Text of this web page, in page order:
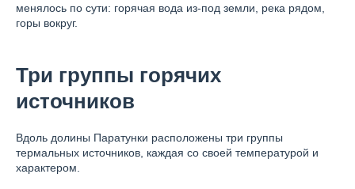
менялось по сути: горячая вода из-под земли, река рядом,
горы вокруг.
Три группы горячих
источников
Вдоль долины Паратунки расположены три группы
термальных источников, каждая со своей температурой и
характером.